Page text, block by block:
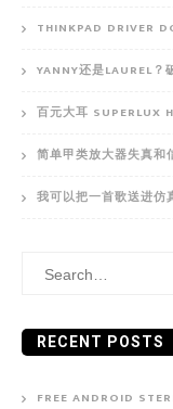
THINKPAD DRIVER
YANNY还是LAUREL？
百元大耳 SUPERLUX
简单甲类放大器失真和
我可以把一首歌送进仿
Search
RECENT POSTS
FREE ANDROID